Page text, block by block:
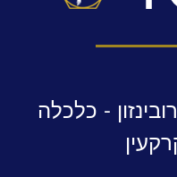
- כלכלה